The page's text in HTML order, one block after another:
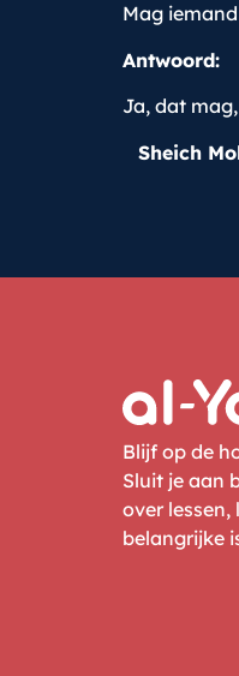
Mag
Antwoord:
Ja, dat
Sheich
Blijf op de
Sluit je aan
over
belangrijke